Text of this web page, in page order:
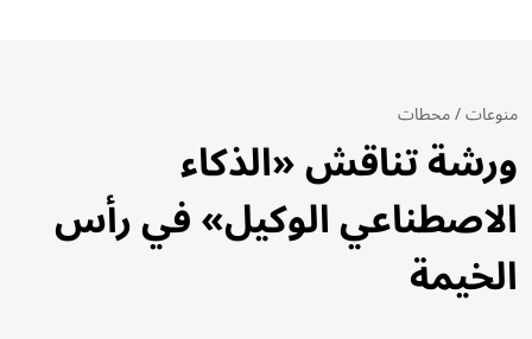
منوعات/محطات
ورشة تناقش «الذكاء
الاصطناعي الوكيل» في رأس
الخيمة